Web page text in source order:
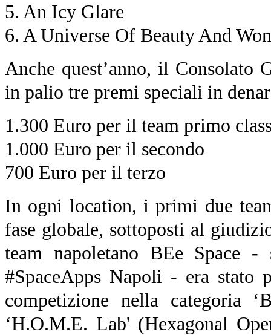
5. An Icy Glare
6. A Universe Of Beauty And
Anche quest’anno, il
in palio tre premi speciali in
1.300 Euro per il team primo
1.000 Euro per il secondo
700 Euro per il terzo
In ogni location, i primi due
fase globale, sottoposti al
team napoletano BEe Space
#SpaceApps Napoli - era stato
competizione nella categoria
‘H.O.M.E. Lab' (Hexagonal